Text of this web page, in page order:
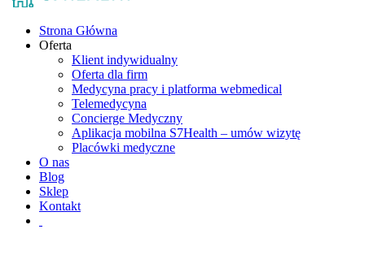
Strona Główna
Oferta
Klient indywidualny
Oferta dla firm
Medycyna pracy i platforma webmedical
Telemedycyna
Concierge Medyczny
Aplikacja mobilna S7Health – umów wizytę
Placówki medyczne
O nas
Blog
Sklep
Kontakt